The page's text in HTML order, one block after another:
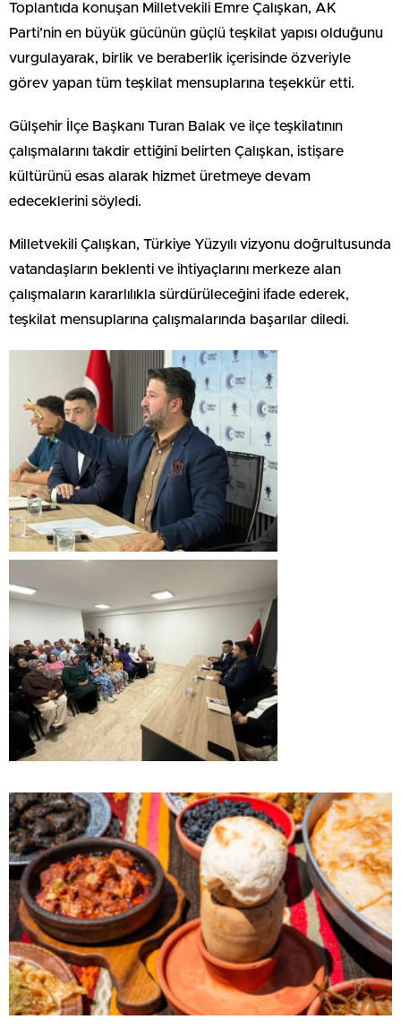
Toplantıda konuşan Milletvekili Emre Çalışkan, AK
Parti’nin en büyük gücünün güçlü teşkilat yapısı olduğunu
vurgulayarak, birlik ve beraberlik içerisinde özveriyle
görev yapan tüm teşkilat mensuplarına teşekkür etti.
Gülşehir İlçe Başkanı Turan Balak ve ilçe teşkilatının
çalışmalarını takdir ettiğini belirten Çalışkan, istişare
kültürünü esas alarak hizmet üretmeye devam
edeceklerini söyledi.
Milletvekili Çalışkan, Türkiye Yüzyılı vizyonu doğrultusunda
vatandaşların beklenti ve ihtiyaçlarını merkeze alan
çalışmaların kararlılıkla sürdürüleceğini ifade ederek,
teşkilat mensuplarına çalışmalarında başarılar diledi.